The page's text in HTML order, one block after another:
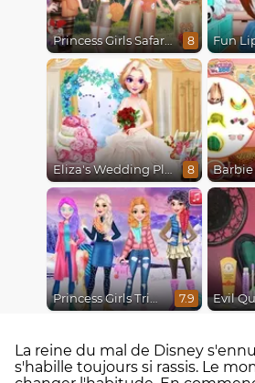
Princess Girls Safari Trip 8 Fun
Eliza's Wedding Planner 8
Princess Girls Trip To Aspen 7.9
La reine du mal de Disney
s'habille toujours si rassis. Le